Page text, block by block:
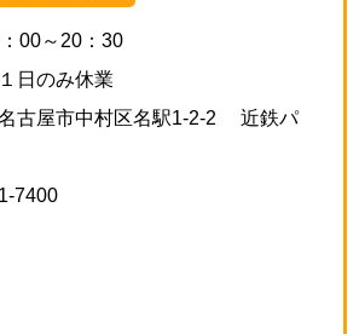
00～20：30
日のみ休業
古屋市中村区名駅1-2-2 近鉄パ
7400